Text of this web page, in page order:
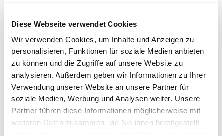
Diese Webseite verwendet Cookies
Wir verwenden Cookies, um Inhalte und Anzeigen zu
personalisieren, Funktionen für soziale Medien anbieten
zu können und die Zugriffe auf unsere Website zu
analysieren. Außerdem geben wir Informationen zu Ihrer
Verwendung unserer Website an unsere Partner für
soziale Medien, Werbung und Analysen weiter. Unsere
Partner führen diese Informationen möglicherweise mit
weiteren Daten zusammen, die Sie ihnen bereitgestellt